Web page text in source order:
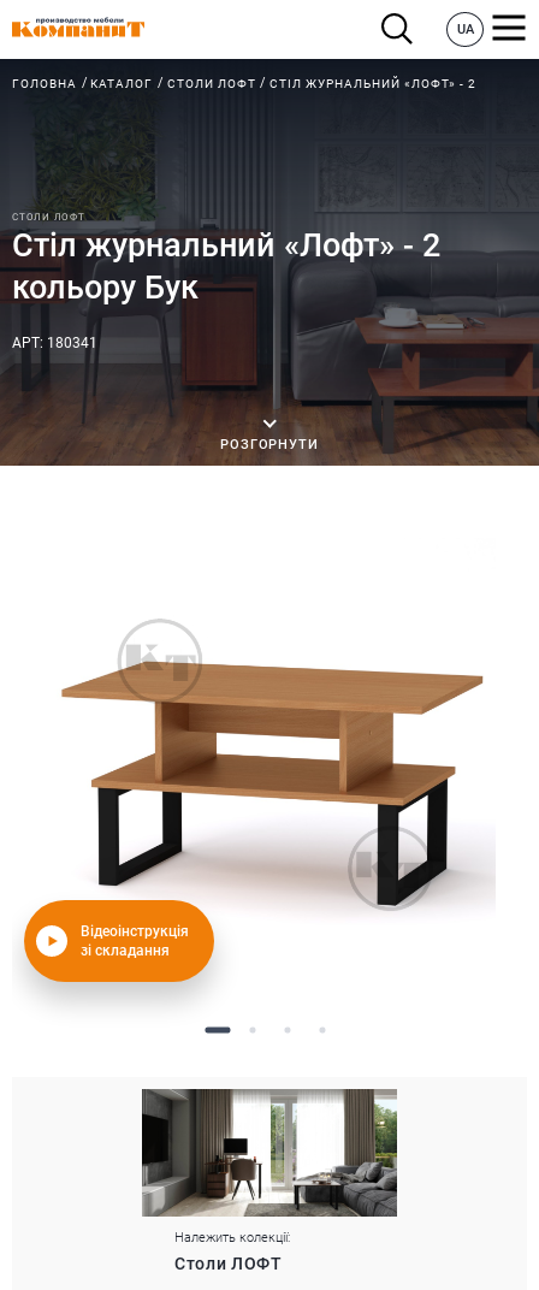
UA
ГОЛОВНА КАТАЛОГ СТОЛИ ЛОФТ СТІЛ ЖУРНАЛЬНИЙ «ЛОФТ» - 2
СТОЛИ ЛОФТ
Стіл журнальний «Лофт» - 2
кольору Бук
АРТ: 180341
РОЗГОРНУТИ
Відеоінструкція
зі складання
Належить колекції:
Столи ЛОФТ